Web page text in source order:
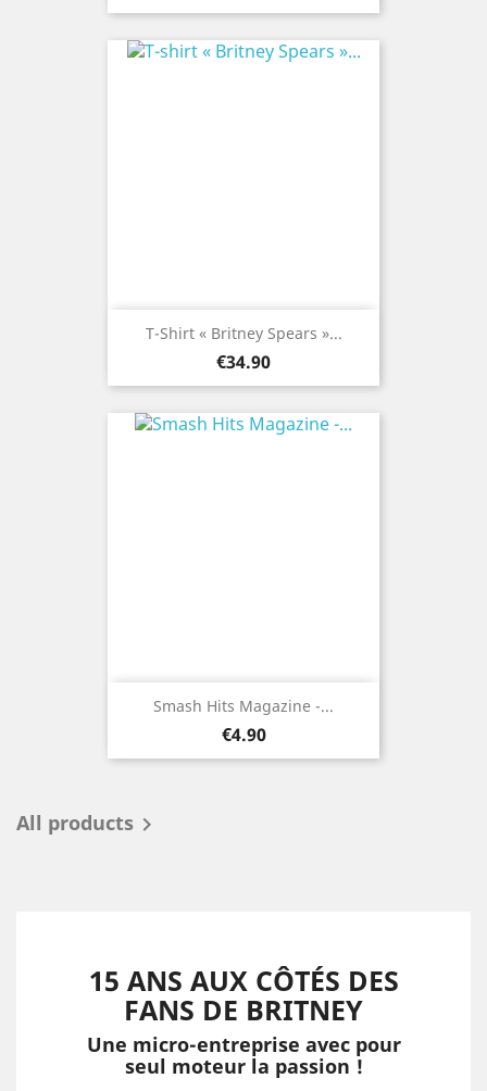
T-Shirt « Britney Spears »...
Price
€34.90
Smash Hits Magazine -...
Price
€4.90
All products 
15 ANS AUX CÔTÉS DES
FANS DE BRITNEY
Une micro-entreprise avec pour
seul moteur la passion !